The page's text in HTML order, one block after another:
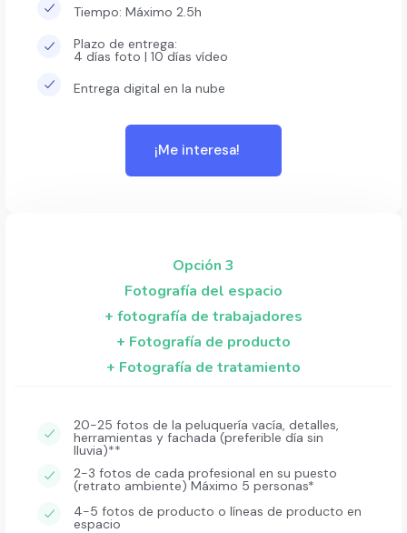
Tiempo: Máximo 2.5h
Plazo de entrega:
4 días foto | 10 días vídeo
Entrega digital en la nube
¡Me interesa!
Opción 3
Fotografía del espacio
+ fotografía de trabajadores
+ Fotografía de producto
+ Fotografía de tratamiento
20-25 fotos de la peluquería vacía, detalles,
herramientas y fachada (preferible día sin
lluvia)**
2-3 fotos de cada profesional en su puesto
(retrato ambiente) Máximo 5 personas*
4-5 fotos de producto o líneas de producto en
espacio